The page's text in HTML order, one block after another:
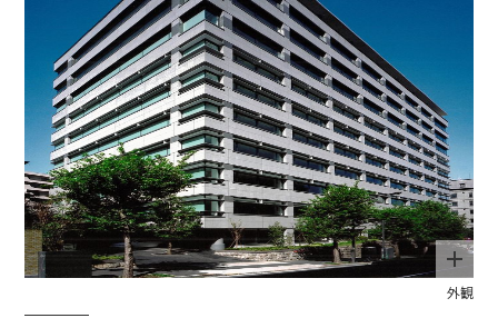
外観
エントランス
エントランスホール
エレベーターホール
基準階エレベーターホール
事務室
女子トイレ
車寄せ